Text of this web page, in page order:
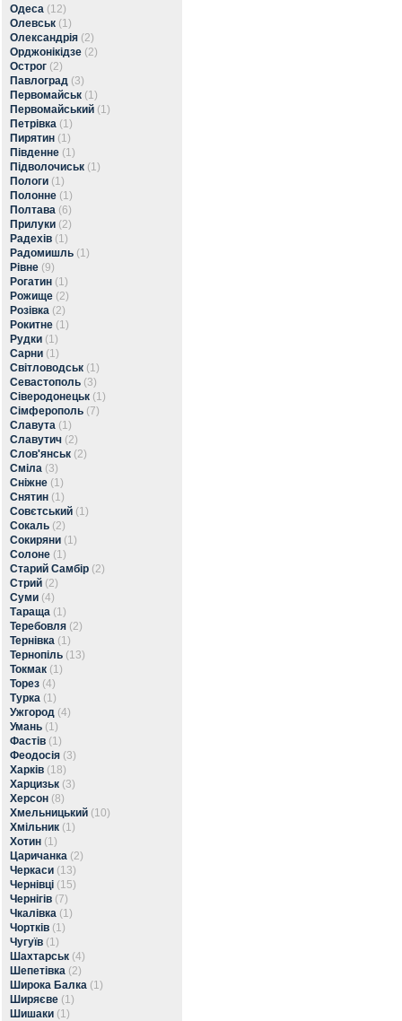
Одеса (12)
Олевськ (1)
Олександрія (2)
Орджонікідзе (2)
Острог (2)
Павлоград (3)
Первомайськ (1)
Первомайський (1)
Петрівка (1)
Пирятин (1)
Південне (1)
Підволочиськ (1)
Пологи (1)
Полонне (1)
Полтава (6)
Прилуки (2)
Радехів (1)
Радомишль (1)
Рівне (9)
Рогатин (1)
Рожище (2)
Розівка (2)
Рокитне (1)
Рудки (1)
Сарни (1)
Світловодськ (1)
Севастополь (3)
Сіверодонецьк (1)
Сімферополь (7)
Славута (1)
Славутич (2)
Слов'янськ (2)
Сміла (3)
Сніжне (1)
Снятин (1)
Совєтський (1)
Сокаль (2)
Сокиряни (1)
Солоне (1)
Старий Самбір (2)
Стрий (2)
Суми (4)
Тараща (1)
Теребовля (2)
Тернівка (1)
Тернопіль (13)
Токмак (1)
Торез (4)
Турка (1)
Ужгород (4)
Умань (1)
Фастів (1)
Феодосія (3)
Харків (18)
Харцизьк (3)
Херсон (8)
Хмельницький (10)
Хмільник (1)
Хотин (1)
Царичанка (2)
Черкаси (13)
Чернівці (15)
Чернігів (7)
Чкалівка (1)
Чортків (1)
Чугуїв (1)
Шахтарськ (4)
Шепетівка (2)
Широка Балка (1)
Ширяєве (1)
Шишаки (1)